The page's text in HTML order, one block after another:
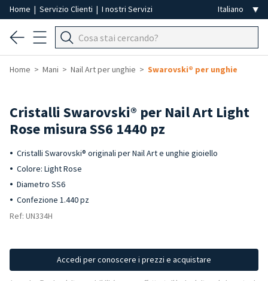
Home | Servizio Clienti | I nostri Servizi
Home Mani Nail Art per unghie Swarovski® per unghie
Cristalli Swarovski® per Nail Art Light
Rose misura SS6 1440 pz
Cristalli Swarovski® originali per Nail Art e unghie gioiello
Colore: Light Rose
Diametro SS6
Confezione 1.440 pz
Ref: UN334H
Accedi per conoscere i prezzi e acquistare